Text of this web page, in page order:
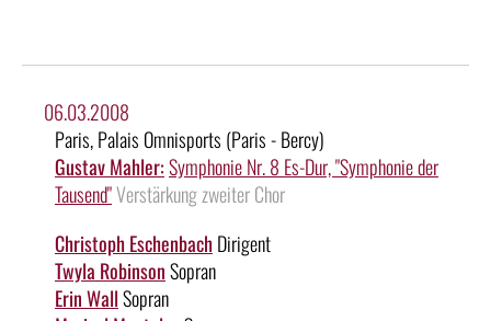
06.03.2008
Paris, Palais Omnisports (Paris - Bercy)
Gustav Mahler:Symphonie Nr. 8 Es-Dur, "Symphonie der
Tausend"Verstärkung zweiter Chor
Christoph EschenbachDirigent
Twyla RobinsonSopran
Erin WallSopran